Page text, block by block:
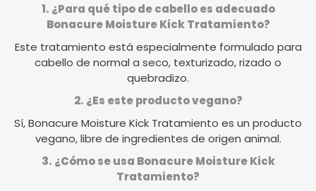
1. ¿Para qué tipo de cabello es adecuado
Bonacure Moisture Kick Tratamiento?
Este tratamiento está especialmente formulado para
cabello de normal a seco, texturizado, rizado o
quebradizo.
2. ¿Es este producto vegano?
Sí, Bonacure Moisture Kick Tratamiento es un producto
vegano, libre de ingredientes de origen animal.
3. ¿Cómo se usa Bonacure Moisture Kick
Tratamiento?